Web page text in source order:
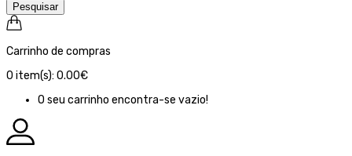
Pesquisar
Carrinho de compras
0 item(s): 0.00€
O seu carrinho encontra-se vazio!